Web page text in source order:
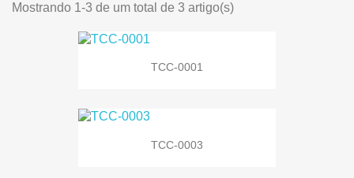
Mostrando 1-3 de um total de 3 artigo(s)
TCC-0001
TCC-0003